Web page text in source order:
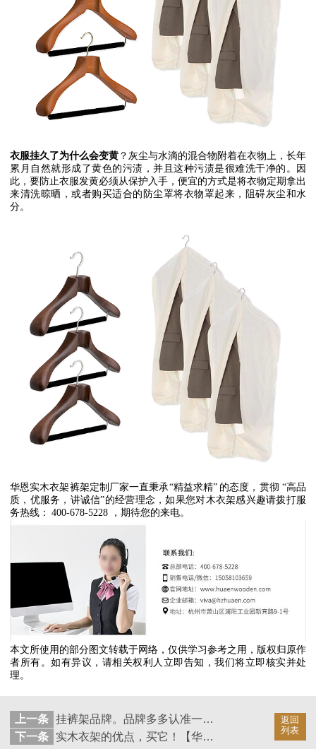
衣服挂久了为什么会变黄 ？灰尘与水滴的混合物附着在衣物上，长年
累月自然就形成了黄色的污渍，并且这种污渍是很难洗干净的。因
此，要防止衣服发黄必须从保护入手，便宜的方式是将衣物定期拿出
来清洗晾晒，或者购买适合的防尘罩将衣物罩起来，阻碍灰尘和水
分。
华恩实木衣架裤架定制厂家一直秉承“精益求精” 的态度，贯彻 “高品
质，优服务，讲诚信”的经营理念，如果您对木衣架感兴趣请拨打服
务热线： 400-678-5228 ，期待您的来电。
本文所使用的部分图文转载于网络，仅供学习参考之用，版权归原作
者所有。如有异议，请相关权利人立即告知，我们将立即核实并处
理。
返回
列表
上一条
挂裤架品牌。品牌多多认准一家【华恩衣架】
下一条
实木衣架的优点，买它！【华恩衣架】